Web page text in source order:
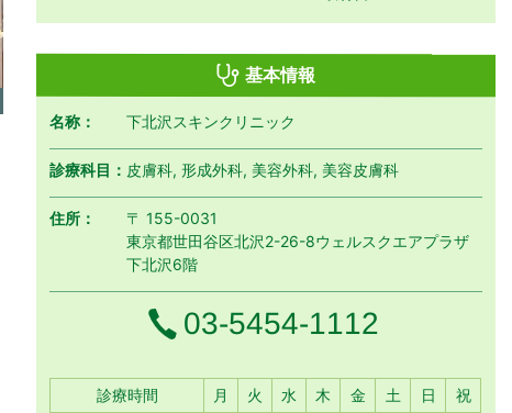
基本情報
名称： 下北沢スキンクリニック
診療科目： 皮膚科, 形成外科, 美容外科, 美容皮膚科
住所：
〒 155-0031
東京都世田谷区北沢2-26-8ウェルスクエアプラザ
下北沢6階
電話番号
03-5454-1112
診療時間 月 月曜日
火 火曜日
水 水曜日
木 木曜日
金金曜日
土土曜日
日 日曜日
祝